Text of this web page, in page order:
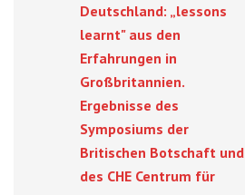
Deutschland: „lessons
learnt" aus den
Erfahrungen in
Großbritannien.
Ergebnisse des
Symposiums der
Britischen Botschaft und
des CHE Centrum für